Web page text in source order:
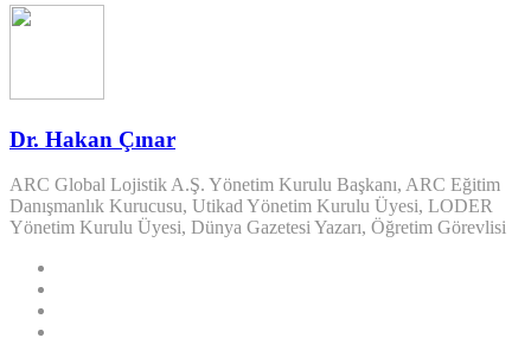
Dr. Hakan Çınar
ARC Global Lojistik A.Ş. Yönetim Kurulu Başkanı, ARC Eğitim
Danışmanlık Kurucusu, Utikad Yönetim Kurulu Üyesi, LODER
Yönetim Kurulu Üyesi, Dünya Gazetesi Yazarı, Öğretim Görevlisi